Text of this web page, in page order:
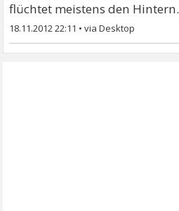
flüchtet meistens den Hintern.
18.11.2012 22:11 •